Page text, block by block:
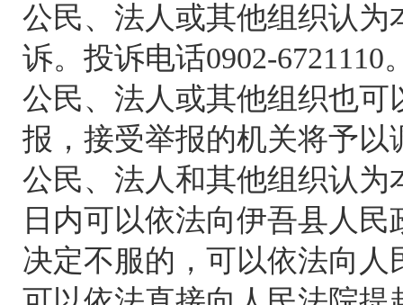
公民、法人或其他组织认
诉。投诉电话0902-6721110
公民、法人或其他组织也
报，接受举报的机关将予以
公民、法人和其他组织认
日内可以依法向伊吾县人
决定不服的，可以依法向